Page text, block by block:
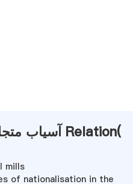
آسیاب متجاوز تولیدی برای فروش Relation(
mills
of nationalisation in the